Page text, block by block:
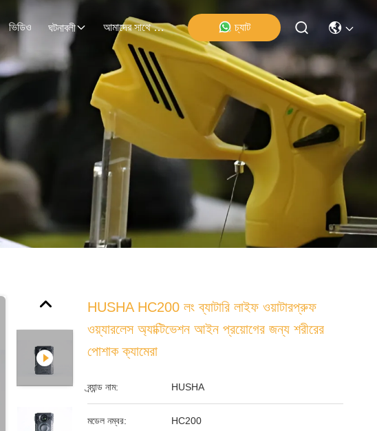
ভিডিও ঘটনাবলী আমাদের সাথে যোগাযোগ চ্যাট
HUSHA HC200 লং ব্যাটারি লাইফ ওয়াটারপ্রুফ
ওয়্যারলেস অ্যাক্টিভেশন আইন প্রয়োগের জন্য শরীরের
পোশাক ক্যামেরা
ব্র্যান্ড নাম: HUSHA
মডেল নম্বর: HC200